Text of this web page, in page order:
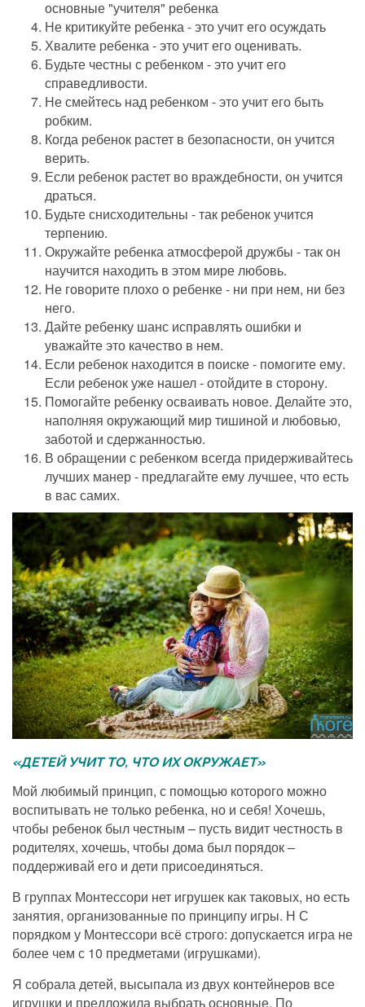
основные "учителя" ребенка
Не критикуйте ребенка - это учит его осуждать
Хвалите ребенка - это учит его оценивать.
Будьте честны с ребенком - это учит его
справедливости.
Не смейтесь над ребенком - это учит его быть
робким.
Когда ребенок растет в безопасности, он учится
верить.
Если ребенок растет во враждебности, он учится
драться.
Будьте снисходительны - так ребенок учится
терпению.
Окружайте ребенка атмосферой дружбы - так он
научится находить в этом мире любовь.
Не говорите плохо о ребенке - ни при нем, ни без
него.
Дайте ребенку шанс исправлять ошибки и
уважайте это качество в нем.
Если ребенок находится в поиске - помогите ему.
Если ребенок уже нашел - отойдите в сторону.
Помогайте ребенку осваивать новое. Делайте это,
наполняя окружающий мир тишиной и любовью,
заботой и сдержанностью.
В обращении с ребенком всегда придерживайтесь
лучших манер - предлагайте ему лучшее, что есть
в вас самих.
«ДЕТЕЙ УЧИТ ТО, ЧТО ИХ ОКРУЖАЕТ»
Мой любимый принцип, с помощью которого можно
воспитывать не только ребенка, но и себя! Хочешь,
чтобы ребенок был честным – пусть видит честность в
родителях, хочешь, чтобы дома был порядок –
поддерживай его и дети присоединяться.
В группах Монтессори нет игрушек как таковых, но есть
занятия, организованные по принципу игры. Н С
порядком у Монтессори всё строго: допускается игра не
более чем с 10 предметами (игрушками).
Я собрала детей, высыпала из двух контейнеров все
игрушки и предложила выбрать основные. По